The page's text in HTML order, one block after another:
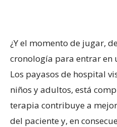
¿Y el momento de jugar,
cronología para entrar en
Los payasos de hospital
niños y adultos, está
terapia contribuye a
del paciente y, en